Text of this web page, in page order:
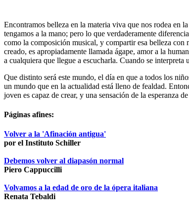
Encontramos belleza en la materia viva que nos rodea en
tengamos a la mano; pero lo que verdaderamente
como la composición musical, y compartir esa belleza con
creado, es apropiadamente llamada ágape, amor a la
a cualquiera que llegue a escucharla. Cuando se
Que distinto será este mundo, el día en que a todos los
un mundo que en la actualidad está lleno de fealdad.
joven es capaz de crear, y una sensación de la esperanza
Páginas afines:
Volver a la 'Afinación antigua'
por el Instituto Schiller
Debemos volver al diapasón normal
Piero Cappuccilli
Volvamos a la edad de oro de la ópera italiana
Renata Tebaldi